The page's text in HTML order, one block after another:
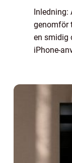
Inledning:
genomför
en smidig
iPhone-